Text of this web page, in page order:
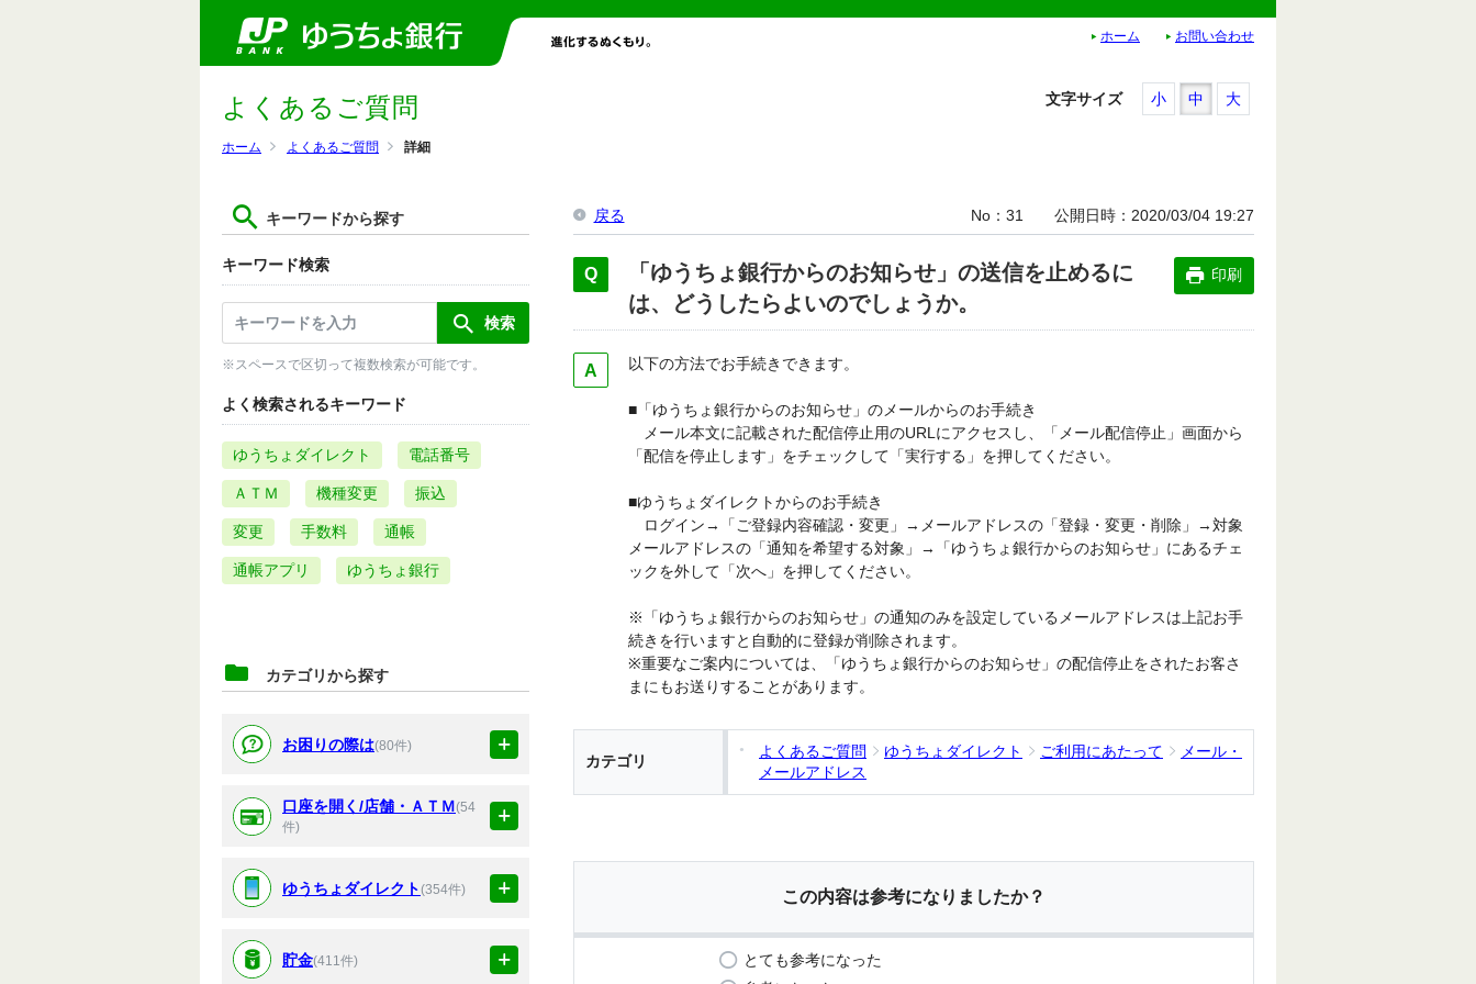
ホーム お問い合わせ
ホーム よくあるご質問 詳細
よくあるご質問
キーワードから探す
キーワード検索
※スペースで区切って複数検索が可能です。
よく検索されるキーワード
ゆうちょダイレクト 電話番号
ＡＴＭ 機種変更 振込
変更 手数料 通帳
通帳アプリ ゆうちょ銀行
カテゴリから探す
お困りの際は(80件)
口座を開く/店舗・ＡＴＭ(54
件)
ゆうちょダイレクト(354件)
貯金(411件)
文字サイズ 小 中 大
戻る No 31 公開日時 2020/03/04 19:27
「ゆうちょ銀行からのお知らせ」の送信を止めるに
は、どうしたらよいのでしょうか。
印刷
以下の方法でお手続きできます。
■「ゆうちょ銀行からのお知らせ」のメールからのお手続き
メール本文に記載された配信停止用のURLにアクセスし、「メール配信停止」画面から
「配信を停止します」をチェックして「実行する」を押してください。
■ゆうちょダイレクトからのお手続き
ログイン→「ご登録内容確認・変更」→メールアドレスの「登録・変更・削除」→対象
メールアドレスの「通知を希望する対象」→「ゆうちょ銀行からのお知らせ」にあるチェ
ックを外して「次へ」を押してください。
※「ゆうちょ銀行からのお知らせ」の通知のみを設定しているメールアドレスは上記お手
続きを行いますと自動的に登録が削除されます。
※重要なご案内については、「ゆうちょ銀行からのお知らせ」の配信停止をされたお客さ
まにもお送りすることがあります。
カテゴリ
よくあるご質問 ゆうちょダイレクト ご利用にあたって
メール・
メールアドレス
この内容は参考になりましたか？
とても参考になった